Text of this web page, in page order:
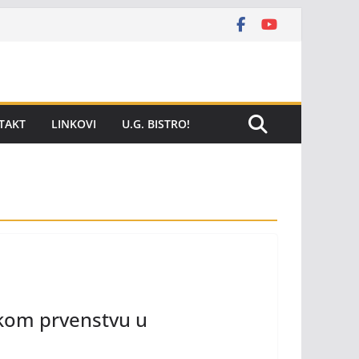
LINKOVI U.G. BISTRO!
prvenstvu u